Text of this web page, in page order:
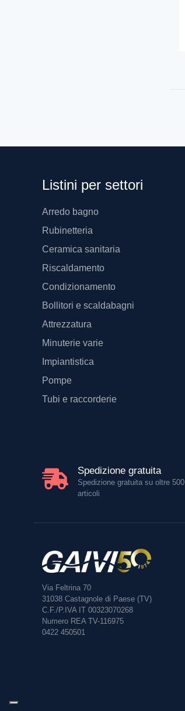
Listini per settori
Arredo bagno
Rubinetteria
Ceramica sanitaria
Riscaldamento
Condizionamento
Bollitori e scaldabagni
Attrezzatura
Minuterie varie
Impiantistica
Pompe
Tubi e raccorderie
Spedizione gratuita
Spedizione gratuita su oltre 500
articoli
Via Feltrina 70
31038 Castagnole di Paese (TV)
C.F./P.IVA IT 00323070268
Numero REA TV-116975
0422 450501